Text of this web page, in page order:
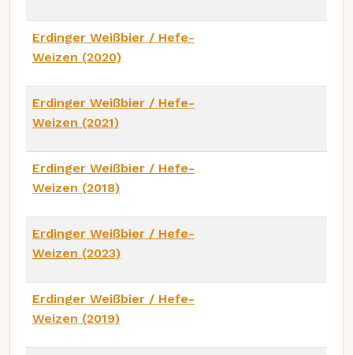
Erdinger Weißbier / Hefe-
Weizen (2020)
Erdinger Weißbier / Hefe-
Weizen (2021)
Erdinger Weißbier / Hefe-
Weizen (2018)
Erdinger Weißbier / Hefe-
Weizen (2023)
Erdinger Weißbier / Hefe-
Weizen (2019)